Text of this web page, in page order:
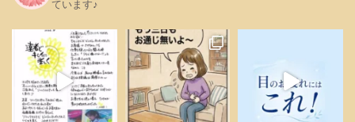
ています♪